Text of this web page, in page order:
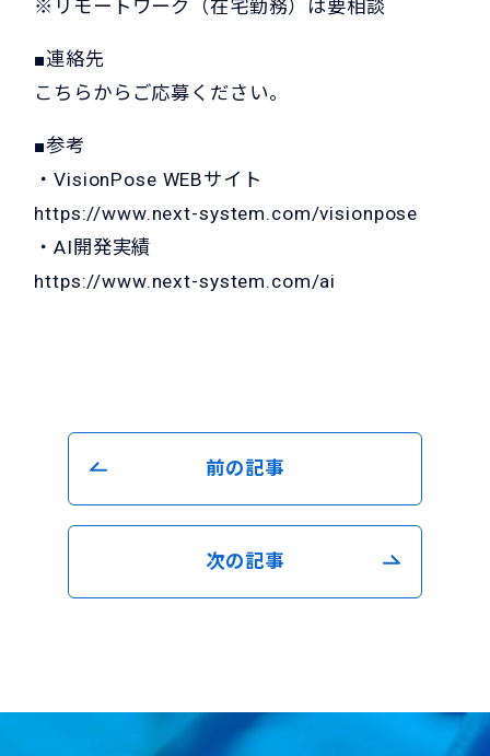
※リモートワーク（在宅勤務）は要相談
■連絡先
こちら からご応募ください。
■参考
・VisionPose WEBサイト
https://www.next-system.com/visionpose
・AI開発実績
https://www.next-system.com/ai
前の記事
次の記事